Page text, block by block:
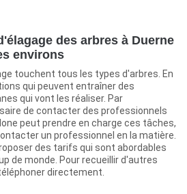
des arbres à Duerne
environs
touchent tous les types d'arbres. En
qui peuvent entraîner des
qui vont les réaliser. Par
de contacter des professionnels
peut prendre en charge ces tâches,
un professionnel en la matière.
des tarifs qui sont abordables
de monde. Pour recueillir d'autres
directement.